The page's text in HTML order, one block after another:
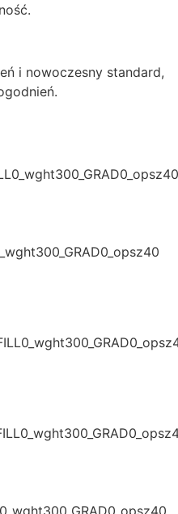
i nowoczesny standard,